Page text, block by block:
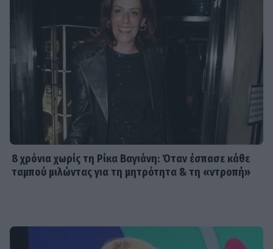
8 χρόνια χωρίς τη Ρίκα Βαγιάνη: Όταν έσπασε κάθε
ταμπού μιλώντας για τη μητρότητα & τη «ντροπή»